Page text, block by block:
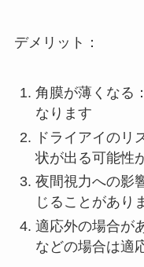
デメリット：
角膜が薄くなる
なります
ドライアイのリ
状が出る可能性
夜間視力への影
じることがあり
適応外の場合が
などの場合は適